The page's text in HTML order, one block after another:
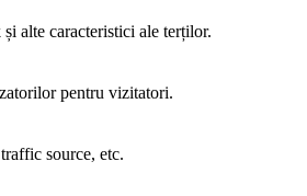
alte caracteristici ale terților.
pentru vizitatori.
source, etc.